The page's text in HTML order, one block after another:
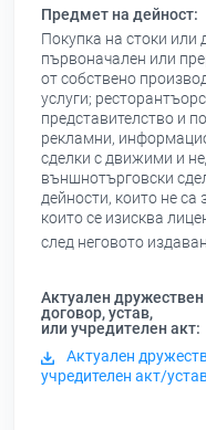
Предмет на дейност:
Покупка на стоки или
първоначален или
от собствено
услуги;
представителство и
рекламни,
сделки с движими и
външнотърговски
дейности, които не са
които се изисква
след неговото
Актуален дружествен
договор, устав,
или учредителен акт:
Актуален
учредителен акт/